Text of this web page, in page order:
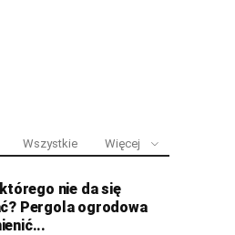
Wszystkie Więcej
nie da się
Pergola ogrodowa